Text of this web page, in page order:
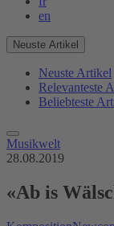
en
Neuste Artikel
Neuste Artikel
Relevanteste
Beliebteste
Musikwelt
28.08.2019
«Ab is